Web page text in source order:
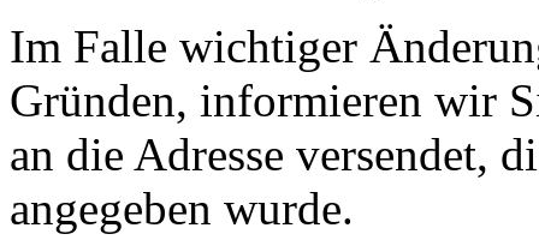
Im Falle wichtiger
Gründen, informieren wir
an die Adresse versendet,
angegeben wurde.